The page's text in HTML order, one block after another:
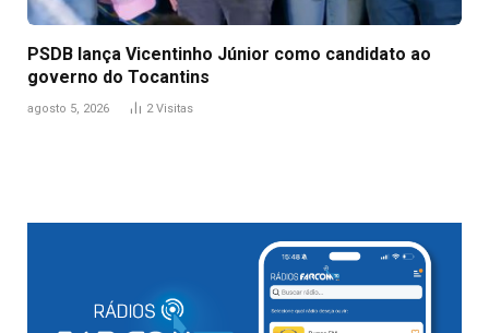
PSDB lança Vicentinho Júnior como candidato ao
governo do Tocantins
agosto 5, 2026 2Visitas